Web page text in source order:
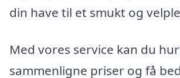
din have til et smukt og
Med vores service kan du
sammenligne priser og få